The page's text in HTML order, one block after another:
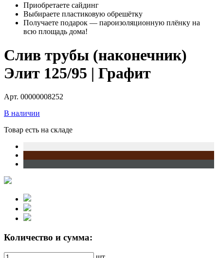
Приобретаете сайдинг
Выбираете пластиковую обрешётку
Получаете подарок — пароизоляционную плёнку на
всю площадь дома!
Слив трубы (наконечник)
Элит 125/95 | Графит
Арт. 00000008252
В наличии
Товар есть на складе
Количество и сумма: